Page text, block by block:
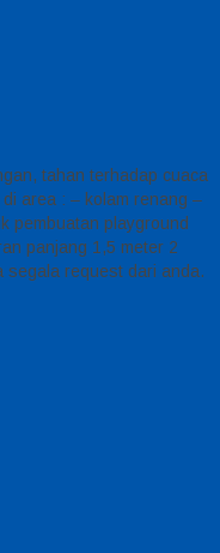
tahan terhadap cuaca
area : – kolam renang –
pembuatan playground
panjang 1,5 meter 2
segala request dari anda.